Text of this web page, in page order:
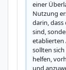
einer
Nutzung
darin,
sind,
etablierten
sollten
helfen,
und